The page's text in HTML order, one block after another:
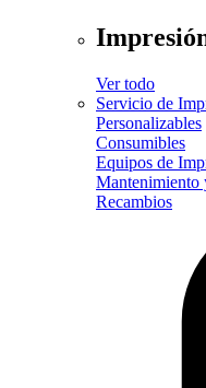
Ver todo
Servicio de
Personalizables
Consumibles
Equipos de
Mantenimiento
Recambios